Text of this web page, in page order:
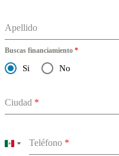
Apellido
Buscas financiamiento *
Si No
Ciudad *
Teléfono *
Mexico